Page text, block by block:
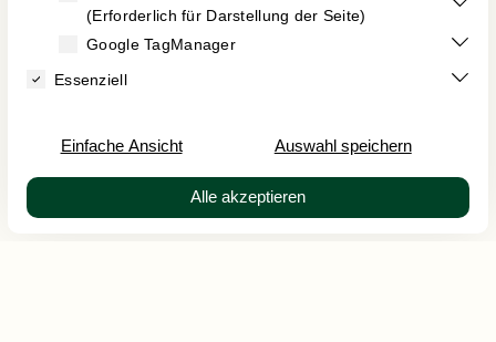
KarriereVertrag widerrufenImpressumDatenschutzAGB
Erklärung zur Barrierefreiheit